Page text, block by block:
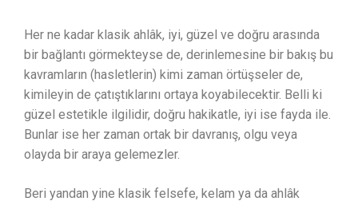
Her ne kadar klasik ahlâk, iyi, güzel ve doğru arasında
bir bağlantı görmekteyse de, derinlemesine bir bakış bu
kavramların (hasletlerin) kimi zaman örtüşseler de,
kimileyin de çatıştıklarını ortaya koyabilecektir. Belli ki
güzel estetikle ilgilidir, doğru hakikatle, iyi ise fayda ile.
Bunlar ise her zaman ortak bir davranış, olgu veya
olayda bir araya gelemezler.
Beri yandan yine klasik felsefe, kelam ya da ahlâk